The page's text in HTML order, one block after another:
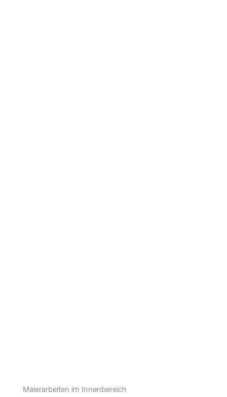
Malerarbeiten im Innenbereich